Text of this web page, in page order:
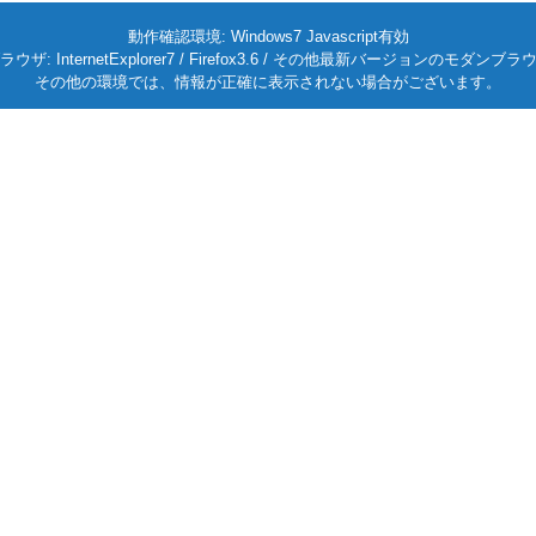
動作確認環境: Windows7 Javascript有効
ウザ: InternetExplorer7 / Firefox3.6 / その他最新バージョンのモダンブラ
その他の環境では、情報が正確に表示されない場合がございます。